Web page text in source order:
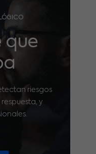
que
riesgos
y